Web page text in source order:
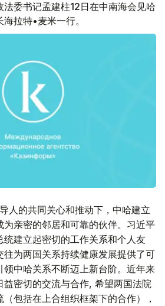
委书记孟建柱12日在中南海会见哈
拉特•麦米一行。
人的共同关心和推动下，中哈建立
为亲密的邻居和可靠的伙伴。习近平
统建立起密切的工作关系和个人友
往为两国关系持续健康发展提供了可
领中哈关系不断迈上新台阶。近年来
益密切的交流与合作, 希望两国法院
包括在上合组织框架下的合作），